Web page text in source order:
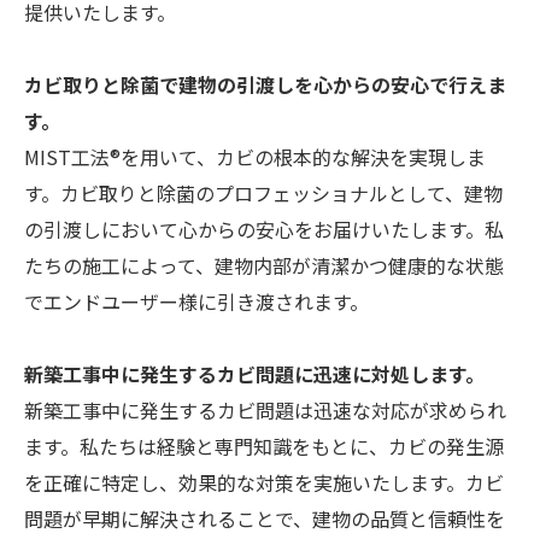
提供いたします。
カビ取りと除菌で建物の引渡しを心からの安心で行えま
す。
MIST工法®を用いて、カビの根本的な解決を実現しま
す。カビ取りと除菌のプロフェッショナルとして、建物
の引渡しにおいて心からの安心をお届けいたします。私
たちの施工によって、建物内部が清潔かつ健康的な状態
でエンドユーザー様に引き渡されます。
新築工事中に発生するカビ問題に迅速に対処します。
新築工事中に発生するカビ問題は迅速な対応が求められ
ます。私たちは経験と専門知識をもとに、カビの発生源
を正確に特定し、効果的な対策を実施いたします。カビ
問題が早期に解決されることで、建物の品質と信頼性を